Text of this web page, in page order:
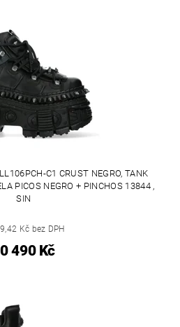
C1 CRUST NEGRO, TANK
PICOS NEGRO + PINCHOS 13844 ,
SIN
Kč bez DPH
490 Kč